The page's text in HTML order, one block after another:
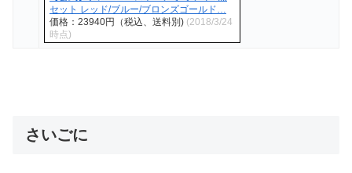
セット レッド/ブルー/ブロンズゴールド…
価格：23940円（税込、送料別) (2018/3/24
時点)
さいごに